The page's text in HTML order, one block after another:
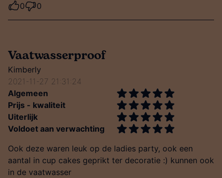
0
0
Vaatwasserproof
Kimberly
2021-11-27 21:31:24
Algemeen
Prijs - kwaliteit
Uiterlijk
Voldoet aan verwachting
Ook deze waren leuk op de ladies party, ook een
aantal in cup cakes geprikt ter decoratie :) kunnen ook
in de vaatwasser